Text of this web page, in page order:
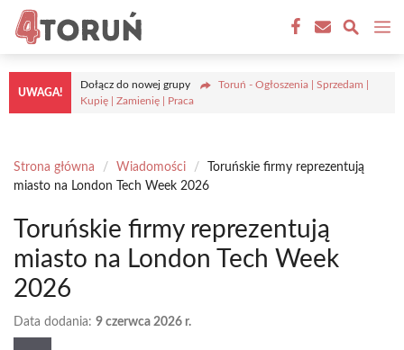
Przejdź
treści
UWAGA!
Dołącz do nowej grupy
Toruń - Ogłoszenia | Sprzedam |
Kupię | Zamienię | Praca
Strona główna / Wiadomości /
Toruńskie firmy reprezentują
miasto na London Tech Week 2026
Toruńskie firmy reprezentują
miasto na London Tech Week
2026
Data dodania: 9 czerwca 2026 r.